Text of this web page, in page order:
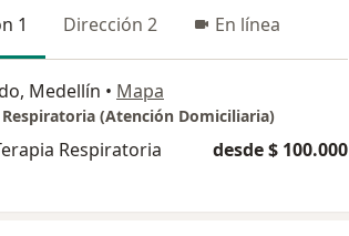
1 Dirección 2 En línea
Medellín • Mapa
Respiratoria (Atención Domiciliaria)
Respiratoria desde $ 100.000